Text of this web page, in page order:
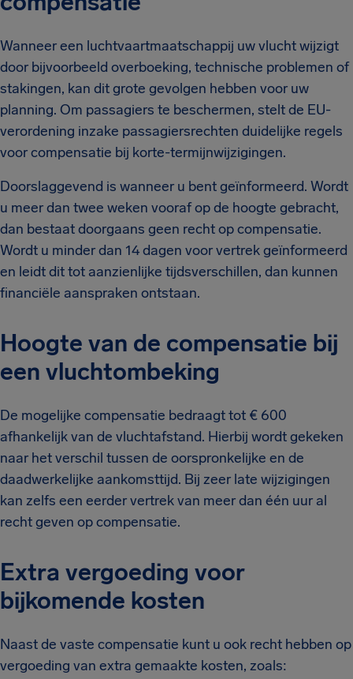
Wanneer een luchtvaartmaatschappij uw vlucht wijzigt
door bijvoorbeeld overboeking, technische problemen of
stakingen, kan dit grote gevolgen hebben voor uw
planning. Om passagiers te beschermen, stelt de EU-
verordening inzake passagiersrechten duidelijke regels
voor compensatie bij korte-termijnwijzigingen.
Doorslaggevend is wanneer u bent geïnformeerd. Wordt
u meer dan twee weken vooraf op de hoogte gebracht,
dan bestaat doorgaans geen recht op compensatie.
Wordt u minder dan 14 dagen voor vertrek geïnformeerd
en leidt dit tot aanzienlijke tijdsverschillen, dan kunnen
financiële aanspraken ontstaan.
Hoogte van de compensatie bij
een vluchtombeking
De mogelijke compensatie bedraagt tot € 600
afhankelijk van de vluchtafstand. Hierbij wordt gekeken
naar het verschil tussen de oorspronkelijke en de
daadwerkelijke aankomsttijd. Bij zeer late wijzigingen
kan zelfs een eerder vertrek van meer dan één uur al
recht geven op compensatie.
Extra vergoeding voor
bijkomende kosten
Naast de vaste compensatie kunt u ook recht hebben op
vergoeding van extra gemaakte kosten, zoals: